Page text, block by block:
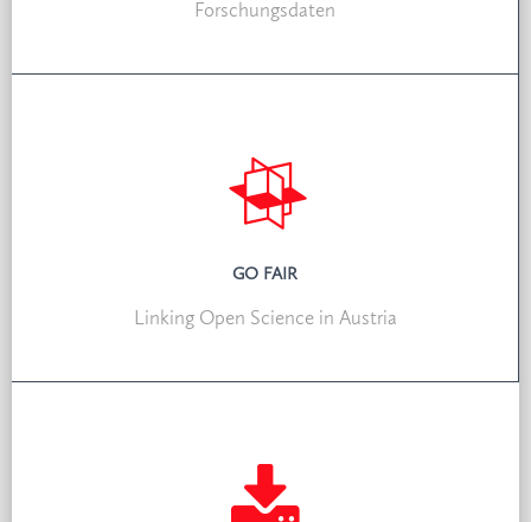
Forschungsdaten
GO FAIR
Linking Open Science in Austria